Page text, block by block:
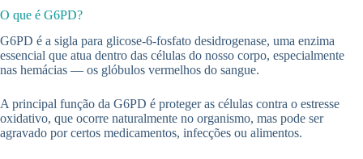
O que é G6PD?
G6PD é a sigla para glicose-6-fosfato desidrogenase, uma enzima
essencial que atua dentro das células do nosso corpo, especialmente
nas hemácias — os glóbulos vermelhos do sangue.
A principal função da G6PD é proteger as células contra o estresse
oxidativo, que ocorre naturalmente no organismo, mas pode ser
agravado por certos medicamentos, infecções ou alimentos.